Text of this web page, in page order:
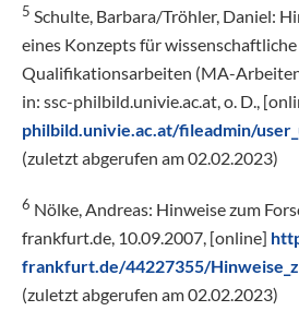
5 Schulte, Barbara/Tröhler, Daniel:
eines Konzepts für wissenschaftliche
Qualifikationsarbeiten (MA-
in: ssc-philbild.univie.ac.at, o. D.,
philbild.univie.ac.at/fileadmin/
(zuletzt abgerufen am 02.02.2023)
6 Nölke, Andreas: Hinweise zum
frankfurt.de, 10.09.2007, [online]
frankfurt.de/44227355/
(zuletzt abgerufen am 02.02.2023)